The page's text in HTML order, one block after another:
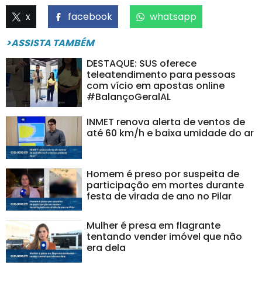
x facebook
whatsapp
>ASSISTA TAMBÉM
DESTAQUE: SUS oferece
teleatendimento para pessoas
com vício em apostas online
#BalançoGeralAL
INMET renova alerta de ventos de
até 60 km/h e baixa umidade do ar
Homem é preso por suspeita de
participação em mortes durante
festa de virada de ano no Pilar
Mulher é presa em flagrante
tentando vender imóvel que não
era dela